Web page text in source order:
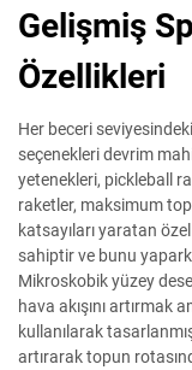
Gelişmiş
Özellikleri
Her beceri
seçenekleri devrim
yetenekleri, pickleball
raketler, maksimum
katsayıları yaratan
sahiptir ve bunu
Mikroskobik yüzey
hava akışını artırmak
kullanılarak
artırarak topun